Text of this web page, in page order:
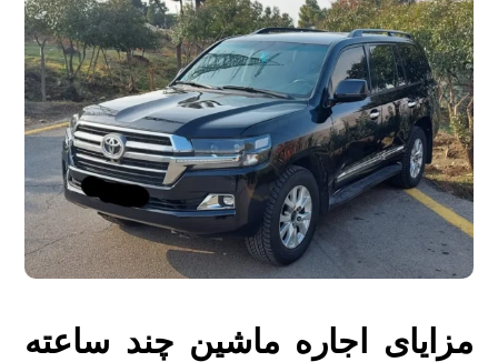
مزایای اجاره ماشین چند ساعته